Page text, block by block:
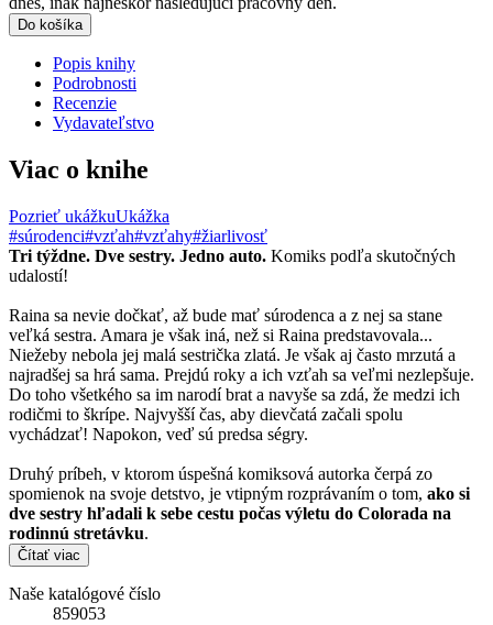
Do košíka
Popis knihy
Podrobnosti
Recenzie
Vydavateľstvo
Viac o knihe
Pozrieť ukážkuUkážka
#súrodenci#vzťah#vzťahy#žiarlivosť
Tri týždne. Dve sestry. Jedno auto. Komiks podľa skutočných
udalostí!
Raina sa nevie dočkať, až bude mať súrodenca a z nej sa stane
veľká sestra. Amara je však iná, než si Raina predstavovala...
Niežeby nebola jej malá sestrička zlatá. Je však aj často mrzutá a
najradšej sa hrá sama. Prejdú roky a ich vzťah sa veľmi nezlepšuje.
Do toho všetkého sa im narodí brat a navyše sa zdá, že medzi ich
rodičmi to škrípe. Najvyšší čas, aby dievčatá začali spolu
vychádzať! Napokon, veď sú predsa ségry.
Druhý príbeh, v ktorom úspešná komiksová autorka čerpá zo
spomienok na svoje detstvo, je vtipným rozprávaním o tom, ako si
dve sestry hľadali k sebe cestu počas výletu do Colorada na
rodinnú stretávku.
Čítať viac
Naše katalógové číslo
859053